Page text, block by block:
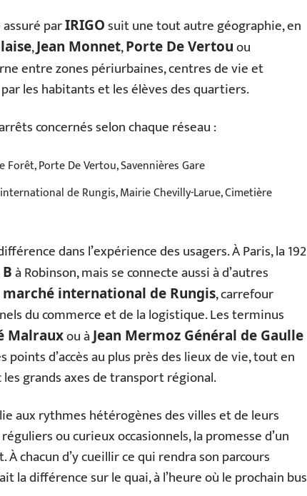
parIRIGOsuit une tout autre géographie, en
,Jean Monnet,Porte De Vertouou
entre zones périurbaines, centres de vie et
les habitants et les élèves des quartiers.
concernés selon chaque réseau :
Forêt, Porte De Vertou, Savennières Gare
de Rungis, Mairie Chevilly-Larue, Cimetière
dans l’expérience des usagers. À Paris, la 192
à Robinson, mais se connecte aussi à d’autres
marché international de Rungis, carrefour
du commerce et de la logistique. Les terminus
Malrauxou àJean Mermoz Général de Gaulle
d’accès au plus près des lieux de vie, tout en
grands axes de transport régional.
aux rythmes hétérogènes des villes et de leurs
ou curieux occasionnels, la promesse d’un
chacun d’y cueillir ce qui rendra son parcours
la différence sur le quai, à l’heure où le prochain bus